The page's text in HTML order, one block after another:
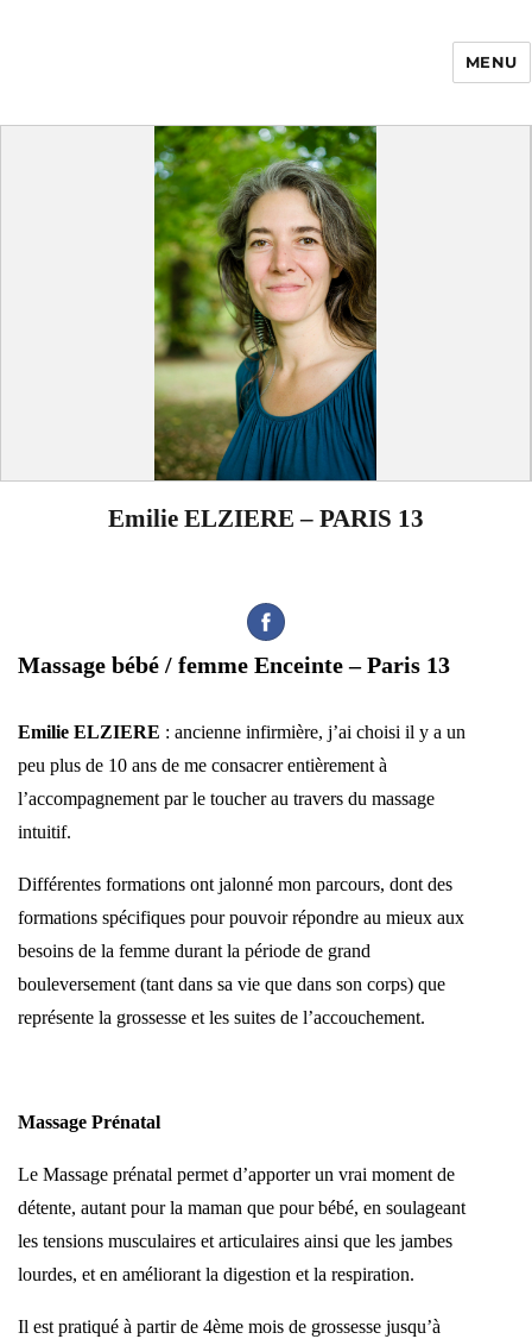
Enfance Made in
France
MENU
Emilie ELZIERE – PARIS 13
Massage bébé / femme Enceinte – Paris 13
Emilie ELZIERE : ancienne infirmière, j’ai choisi il y a un
peu plus de 10 ans de me consacrer entièrement à
l’accompagnement par le toucher au travers du massage
intuitif.
Différentes formations ont jalonné mon parcours, dont des
formations spécifiques pour pouvoir répondre au mieux aux
besoins de la femme durant la période de grand
bouleversement (tant dans sa vie que dans son corps) que
représente la grossesse et les suites de l’accouchement.
Massage Prénatal
Le Massage prénatal permet d’apporter un vrai moment de
détente, autant pour la maman que pour bébé, en soulageant
les tensions musculaires et articulaires ainsi que les jambes
lourdes, et en améliorant la digestion et la respiration.
Il est pratiqué à partir de 4ème mois de grossesse jusqu’à